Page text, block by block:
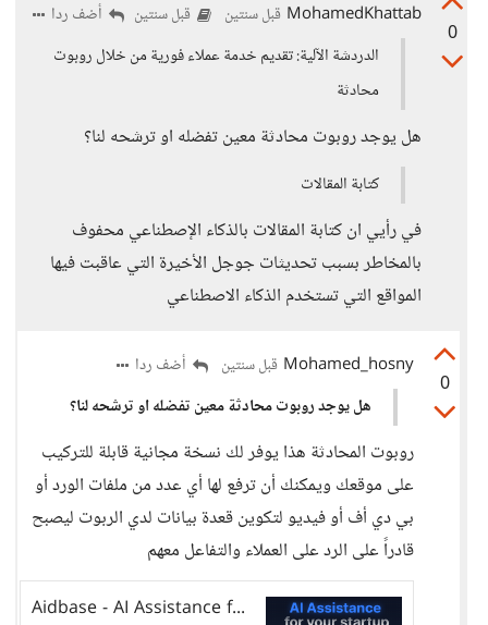
0
MohamedKhattab قبل سنتين قبل سنتين
أضف ردا
الدردشة الآلية: تقديم خدمة عملاء فورية من خلال روبوت
محادثة
هل يوجد روبوت محادثة معين تفضله او ترشحه لنا؟
كتابة المقالات
في رأيي ان كتابة المقالات بالذكاء الإصطناعي محفوف
بالمخاطر بسبب تحديثات جوجل الأخيرة التي عاقبت فيها
المواقع التي تستخدم الذكاء الاصطناعي
0
Mohamed_hosny قبل سنتين
أضف ردا
هل يوجد روبوت محادثة معين تفضله او ترشحه لنا؟
روبوت المحادثة هذا يوفر لك نسخة مجانية قابلة للتركيب
على موقعك ويمكنك أن ترفع لها أي عدد من ملفات الورد أو
بي دي أف أو فيديو لتكوين قعدة بيانات لدي الربوت ليصبح
قادراً على الرد على العملاء والتفاعل معهم
Aidbase - AI Assistance for your startup